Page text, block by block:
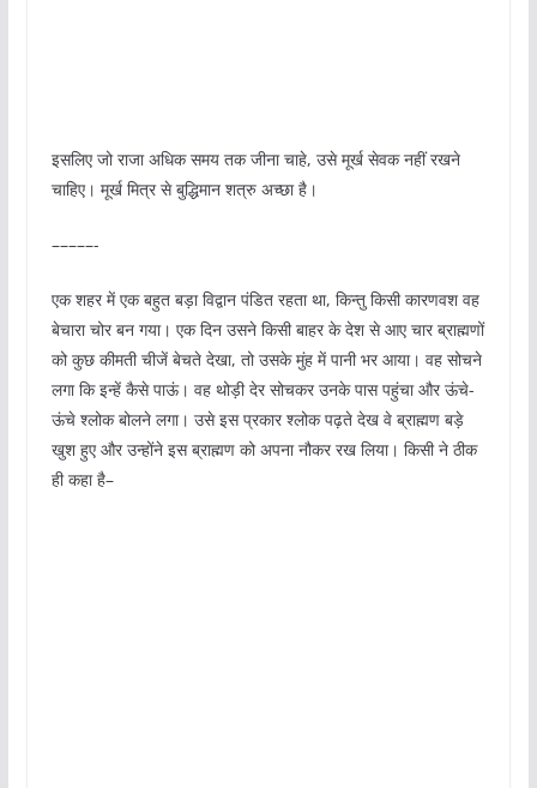
इसलिए जो राजा अधिक समय तक जीना चाहे, उसे मूर्ख सेवक नहीं रखने
चाहिए। मूर्ख मित्र से बुद्धिमान शत्रु अच्छा है।
–––––-
एक शहर में एक बहुत बड़ा विद्वान पंडित रहता था, किन्तु किसी कारणवश वह
बेचारा चोर बन गया। एक दिन उसने किसी बाहर के देश से आए चार ब्राह्मणों
को कुछ कीमती चीजें बेचते देखा, तो उसके मुंह में पानी भर आया। वह सोचने
लगा कि इन्हें कैसे पाऊं। वह थोड़ी देर सोचकर उनके पास पहुंचा और ऊंचे-
ऊंचे श्लोक बोलने लगा। उसे इस प्रकार श्लोक पढ़ते देख वे ब्राह्मण बड़े
खुश हुए और उन्होंने इस ब्राह्मण को अपना नौकर रख लिया। किसी ने ठीक
ही कहा है–